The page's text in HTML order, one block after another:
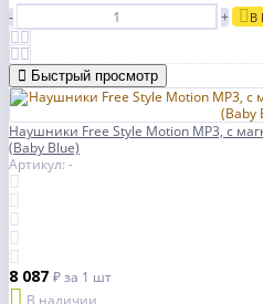
-
+ В
Быстрый просмотр
Наушники Free Style Motion MP3, с
(Baby Blue)
Артикул: -
8 087 ₽за 1 шт